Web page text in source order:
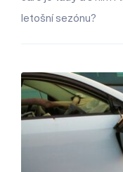
letošní sezónu?